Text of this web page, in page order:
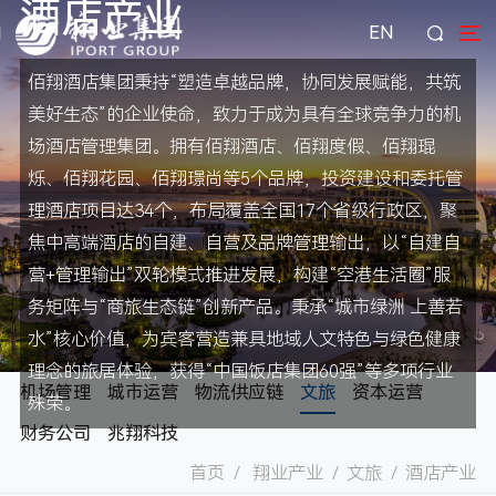
EN
酒店产业
佰翔酒店集团秉持“塑造卓越品牌，协同发展赋能，共筑
美好生态”的企业使命，致力于成为具有全球竞争力的机
场酒店管理集团。拥有佰翔酒店、佰翔度假、佰翔琨
烁、佰翔花园、佰翔璟尚等5个品牌，投资建设和委托管
理酒店项目达34个，布局覆盖全国17个省级行政区，聚
焦中高端酒店的自建、自营及品牌管理输出，以“自建自
营+管理输出”双轮模式推进发展，构建“空港生活圈”服
务矩阵与“商旅生态链”创新产品。秉承“城市绿洲 上善若
水”核心价值，为宾客营造兼具地域人文特色与绿色健康
理念的旅居体验，获得“中国饭店集团60强”等多项行业
殊荣。
机场管理 城市运营 物流供应链 文旅
资本运营
财务公司
兆翔科技
首页 / 翔业产业 / 文旅 / 酒店产业